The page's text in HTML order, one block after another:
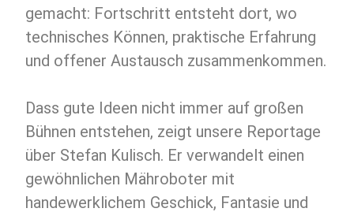
gemacht: Fortschritt entsteht dort, wo
technisches Können, praktische Erfahrung
und offener Austausch zusammenkommen.
Dass gute Ideen nicht immer auf großen
Bühnen entstehen, zeigt unsere Reportage
über Stefan Kulisch. Er verwandelt einen
gewöhnlichen Mähroboter mit
handewerklichem Geschick, Fantasie und